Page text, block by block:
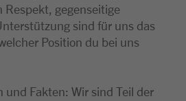
gegenseitige
sind für uns das
Position du bei uns
und Fakten: Wir sind Teil der